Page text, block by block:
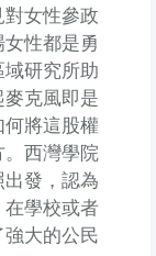
女性參政
性都是勇
研究所助
克風即是
將這股權
西灣學院
出發，認為
學校或者
大的公民